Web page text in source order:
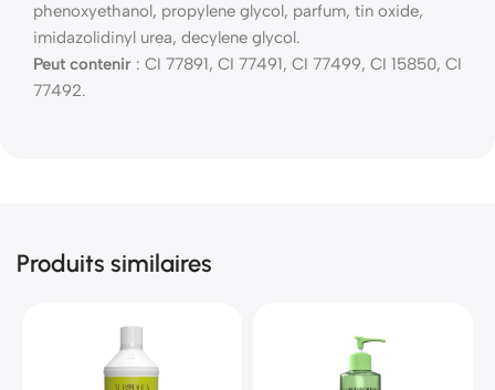
phenoxyethanol, propylene glycol, parfum, tin oxide,
imidazolidinyl urea, decylene glycol.
Peut contenir : CI 77891, CI 77491, CI 77499, CI 15850, CI
77492.
Produits similaires